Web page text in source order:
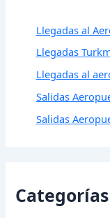
Llegadas al
Llegadas
Llegadas al
Salidas
Salidas
Categorías